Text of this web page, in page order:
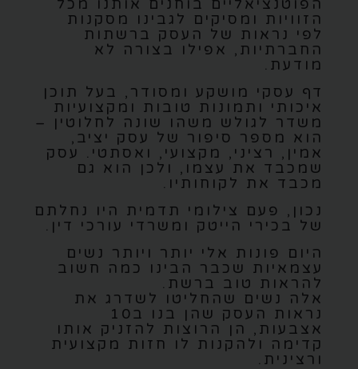
הפוטנציאליים בוחנים אותנו מכל
הזוויות ומסיקים לגבינו מסקנות
לפי נראות של העסק ברשתות
החברתיות, אפילו בצורה לא
מודעת.
דף עסקי מושקע ומסודר, בעל תוכן
איכותי ותמונות טובות ומקצועיות
משדר לגולש משהו שונה לחלוטין –
הוא מספר סיפור של עסק יציב,
אמין, רציני, מקצועי, ואסתטי. עסק
שמכבד את עצמו, ולכן הוא גם
מכבד את לקוחותיו.
נכון, פעם צילומי תדמית היו נחלתם
של בכירי הייטק ומשרדי עורכי דין.
היום פונות אלי יותר ויותר נשים
עצמאיות שכבר הבינו כמה חשוב
להראות טוב ברשת.
אלה נשים שהחליטו לשדרג את
נראות העסק שהן בנו ב10
אצבעות, הן הרוצות להזניק אותו
קדימה ולהקנות לו חזות מקצועית
ורצינית.